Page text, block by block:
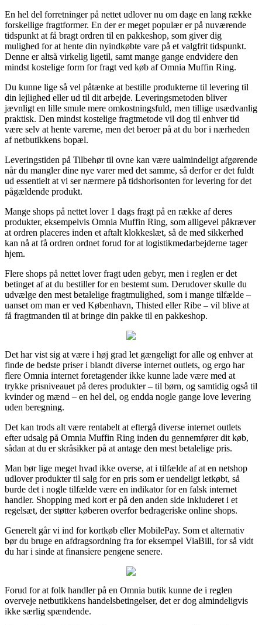
En hel del forretninger på nettet udlover nu om dage en lang række
forskellige fragtformer. En der er meget populær er på nuværende
tidspunkt at få bragt ordren til en pakkeshop, som giver dig
mulighed for at hente din nyindkøbte vare på et valgfrit tidspunkt.
Denne er altså virkelig ligetil, samt mange gange endvidere den
mindst kostelige form for fragt ved køb af Omnia Muffin Ring.
Du kunne lige så vel påtænke at bestille produkterne til levering til
din lejlighed eller ud til dit arbejde. Leveringsmetoden bliver
jævnligt en lille smule mere omkostningsfuld, men tillige usædvanlig
praktisk. Den mindst kostelige fragtmetode vil dog til enhver tid
være selv at hente varerne, men det beroer på at du bor i nærheden
af netbutikkens bopæl.
Leveringstiden på Tilbehør til ovne kan være ualmindeligt afgørende
når du mangler dine nye varer med det samme, så derfor er det fuldt
ud essentielt at vi ser nærmere på tidshorisonten for levering for det
pågældende produkt.
Mange shops på nettet lover 1 dags fragt på en række af deres
produkter, eksempelvis Omnia Muffin Ring, som alligevel påkræver
at ordren placeres inden et aftalt klokkeslæt, så de med sikkerhed
kan nå at få ordren ordnet forud for at logistikmedarbejderne tager
hjem.
Flere shops på nettet lover fragt uden gebyr, men i reglen er det
betinget af at du bestiller for en bestemt sum. Derudover skulle du
udvælge den mest betalelige fragtmulighed, som i mange tilfælde –
uanset om man er ved København, Thisted eller Ribe – vil blive at
få fragtmanden til at bringe din pakke til en pakkeshop.
Det har vist sig at være i høj grad let gængeligt for alle og enhver at
finde de bedste priser i blandt diverse internet outlets, og ergo har
flere Omnia internet foretagender ikke kunne lade være med at
trykke prisniveauet på deres produkter – til børn, og samtidig også til
kvinder og mænd – en hel del, og endda nogle gange love levering
uden beregning.
Det kan trods alt være rentabelt at eftergå diverse internet outlets
efter udsalg på Omnia Muffin Ring inden du gennemfører dit køb,
sådan at du er skråsikker på at antage den mest betalelige pris.
Man bør lige meget hvad ikke overse, at i tilfælde af at en netshop
udlover produkter til salg for en pris som er uendeligt letkøbt, så
burde det i nogle tilfælde være en indikator for en falsk internet
handler. Shopping med kort er på den anden side inkluderet i et
regelsæt, der støtter køberen overfor bedrageriske online shops.
Generelt går vi ind for kortkøb eller MobilePay. Som et alternativ
bør du bruge en afdragsordning fra for eksempel ViaBill, for så vidt
du har i sinde at finansiere pengene senere.
Forud for at folk handler på en Omnia butik kunne de i reglen
overveje netbutikkens handelsbetingelser, det er dog almindeligvis
ikke særlig spændende.